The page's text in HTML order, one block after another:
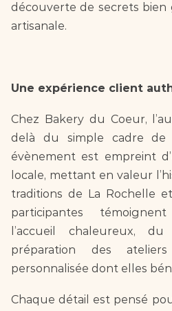
découverte de secrets bien
artisanale.
Une expérience client
Chez Bakery du Coeur,
delà du simple cadre de
évènement est empreint
locale, mettant en valeur
traditions de La Rochelle
participantes
l’accueil chaleureux,
préparation des
personnalisée dont elles
Chaque détail est pensé